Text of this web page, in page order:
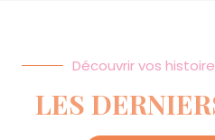
Découvrir vos
LES